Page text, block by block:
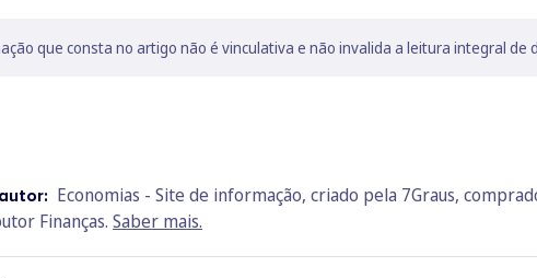
que consta no artigo não é vinculativa e não invalida a leitura integral de
Economias - Site de informação, criado pela 7Graus,
Finanças. Saber mais.